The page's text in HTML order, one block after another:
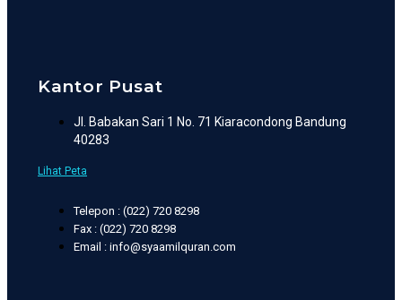
Kantor Pusat
Jl. Babakan Sari 1 No. 71 Kiaracondong Bandung
40283
Lihat Peta
Telepon : (022) 720 8298
Fax : (022) 720 8298
Email : info@syaamilquran.com